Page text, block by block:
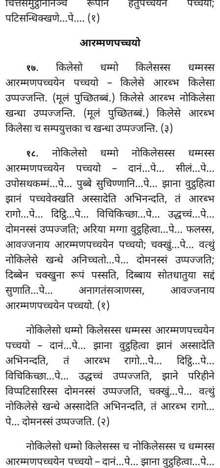
चित्तसमुट्ठानानञ्च रूपानं हेतुपच्चयेन पच्चयो;
पटिसन्धिक्खणे…पे…. (१)
आरम्मणपच्चयो
१७. किलेसो धम्मो किलेसस्स धम्मस्स
आरम्मणपच्चयेन पच्चयो – किलेसे आरब्भ किलेसा
उप्पज्जन्ति. (मूलं पुच्छितब्बं.) किलेसे आरब्भ नोकिलेसा
खन्धा उप्पज्जन्ति. (मूलं पुच्छितब्बं.) किलेसे आरब्भ
किलेसा च सम्पयुत्तका च खन्धा उप्पज्जन्ति. (३)
१८. नोकिलेसो धम्मो नोकिलेसस्स धम्मस्स
आरम्मणपच्चयेन पच्चयो – दानं…पे… सीलं…पे…
उपोसथकम्मं…पे… पुब्बे सुचिण्णानि…पे… झाना वुट्ठहित्वा
झानं पच्चवेक्खति अस्सादेति अभिनन्दति, तं आरब्भ
रागो…पे… दिट्ठि…पे… विचिकिच्छा…पे… उद्धच्चं…पे…
दोमनस्सं उप्पज्जति; अरिया मग्गा वुट्ठहित्वा…पे… फलस्स,
आवज्जनाय आरम्मणपच्चयेन पच्चयो; चक्खुं…पे… वत्थुं
नोकिलेसे खन्धे अनिच्चतो…पे… दोमनस्सं उप्पज्जति;
दिब्बेन चक्खुना रूपं पस्सति, दिब्बाय सोतधातुया सद्दं
सुणाति…पे… अनागतंसञाणस्स, आवज्जनाय
आरम्मणपच्चयेन पच्चयो. (१)
नोकिलेसो धम्मो किलेसस्स धम्मस्स आरम्मणपच्चयेन
पच्चयो – दानं…पे… झाना वुट्ठहित्वा झानं अस्सादेति
अभिनन्दति, तं आरब्भ रागो…पे… दिट्ठि…पे…
विचिकिच्छा…पे… उद्धच्चं उप्पज्जति, झाने परिहीने
विप्पटिसारिस्स दोमनस्सं उप्पज्जति, चक्खुं…पे… वत्थुं
नोकिलेसे खन्धे अस्सादेति अभिनन्दति, तं आरब्भ रागो…
पे… दोमनस्सं उप्पज्जति. (२)
नोकिलेसो धम्मो किलेसस्स च नोकिलेसस्स च धम्मस्स
आरम्मणपच्चयेन पच्चयो – दानं…पे… झाना वुट्ठहित्वा…पे…